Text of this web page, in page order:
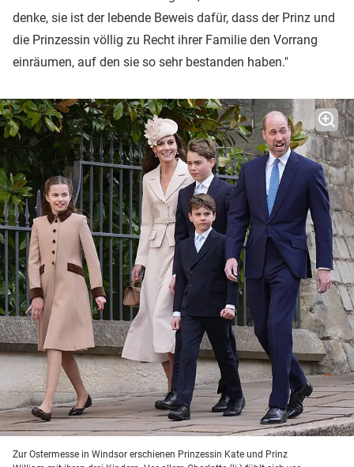
denke, sie ist der lebende Beweis dafür, dass der Prinz und
die Prinzessin völlig zu Recht ihrer Familie den Vorrang
einräumen, auf den sie so sehr bestanden haben."
Zur Ostermesse in Windsor erschienen Prinzessin Kate und Prinz